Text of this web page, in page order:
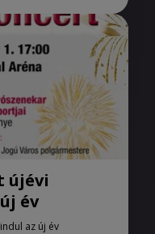
újévi
év
az új év